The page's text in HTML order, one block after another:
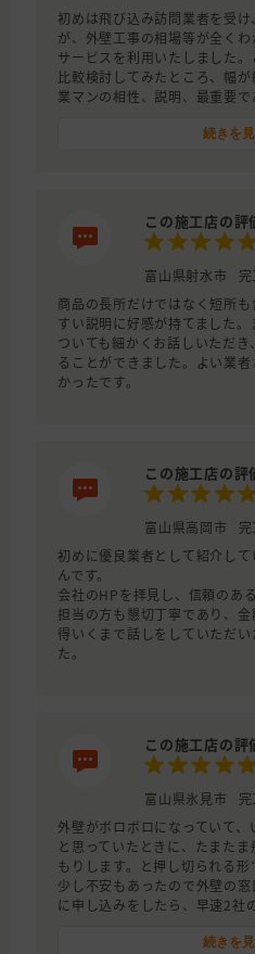
初めは飛び込み訪問業者を受
が、外壁工事の相場等が全く
サービスを利用いたしました。
比較検討してみたところ、幅
業マンの相性、説明、最重要
は、慣れ親しんだ外観だった
す。大変ありがとうございまし
続きを
この施工店の評
富山県射水市
商品の長所だけではなく短所
すい説明に好感が持てました
ついても細かくお話しいただ
ることができました。よい業
かったです。
この施工店の評
富山県高岡市
初めに優良業者として紹介し
んです。
会社のHPを拝見し、信頼のあ
担当の方も懇切丁寧であり、
得いくまで話しをしていただ
た。
この施工店の評
富山県氷見市
外壁がボロボロになっていて
と思っていたときに、たまた
もりします。と押し切られる
少し不安もあったので外壁の
に申し込みをしたら、早速2社
は、すぐに即決を迫り、断る
続きを